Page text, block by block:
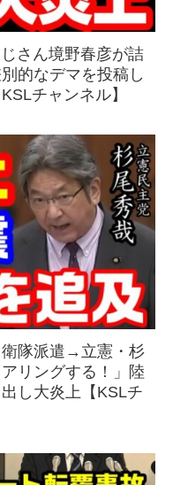
さん境野春彦が詰
的なデマを投稿し
チャンネル】
衛隊派遣→立憲・杉
リングする！」陸
し大炎上【KSLチ